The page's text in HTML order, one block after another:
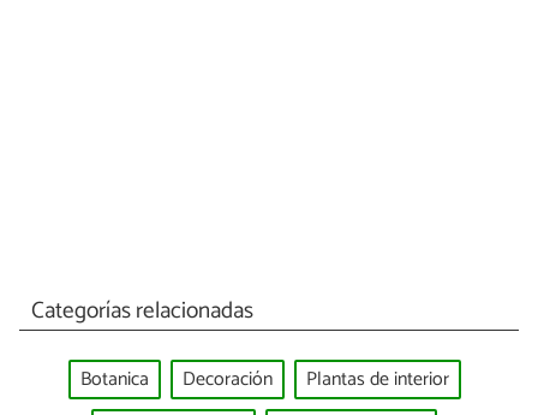
Categorías relacionadas
Botanica Decoración
Plantas de interior